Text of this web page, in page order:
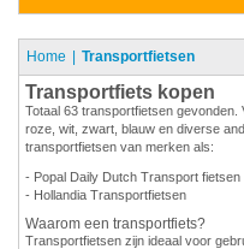
Home Transportfietsen
Transportfiets kopen
Totaal 63 transportfietsen gevonden.
roze, wit, zwart, blauw en diverse
transportfietsen van merken als:
- Popal Daily Dutch Transport fietsen
- Hollandia Transportfietsen
Waarom een transportfiets?
Transportfietsen zijn ideaal voor